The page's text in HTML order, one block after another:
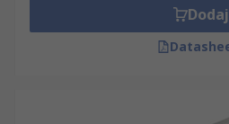
Dodaj